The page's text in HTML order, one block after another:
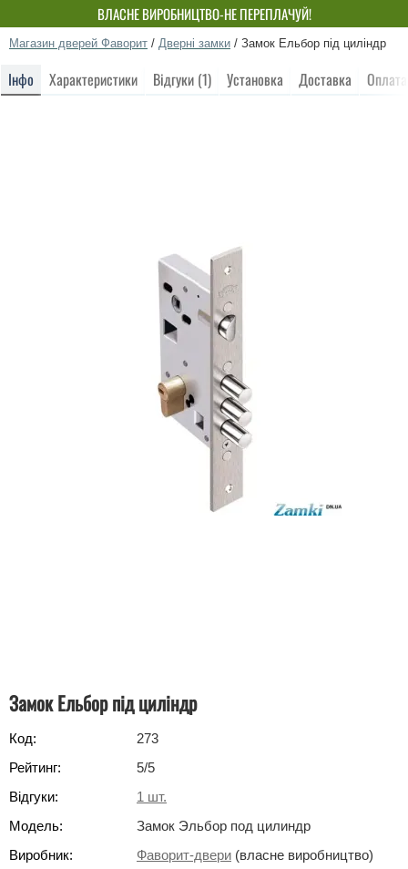
ВЛАСНЕ ВИРОБНИЦТВО-НЕ ПЕРЕПЛАЧУЙ!
Магазин дверей Фаворит / Дверні замки / Замок Ельбор під циліндр
Інфо Характеристики Відгуки (1) Установка Доставка Оплата
Замок Ельбор під циліндр
Код:
273
Рейтинг:
5/5
Відгуки:
1 шт.
Модель:
Замок Эльбор под цилиндр
Виробник:
Фаворит-двери (власне виробництво)